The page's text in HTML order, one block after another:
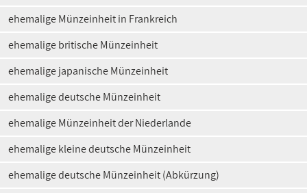
ehemalige Münzeinheit in Frankreich
ehemalige britische Münzeinheit
ehemalige japanische Münzeinheit
ehemalige deutsche Münzeinheit
ehemalige Münzeinheit der Niederlande
ehemalige kleine deutsche Münzeinheit
ehemalige deutsche Münzeinheit (Abkürzung)